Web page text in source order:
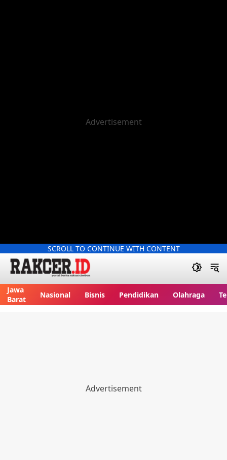
SCROLL TO CONTINUE WITH CONTENT
Jawa
Barat
Nasional Bisnis Pendidikan Olahraga